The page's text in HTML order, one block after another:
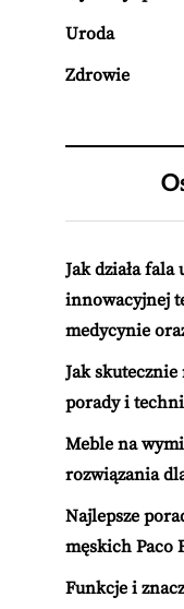
Uroda
Zdrowie
Jak działa
innowacyjnej
medycynie
Jak
porady i
Meble na
rozwiązania
Najlepsze
męskich Paco
Funkcje i